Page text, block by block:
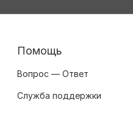
Помощь
Вопрос — Ответ
Служба поддержки